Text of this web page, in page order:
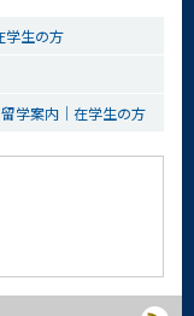
学生の方
学案内｜在学生の方